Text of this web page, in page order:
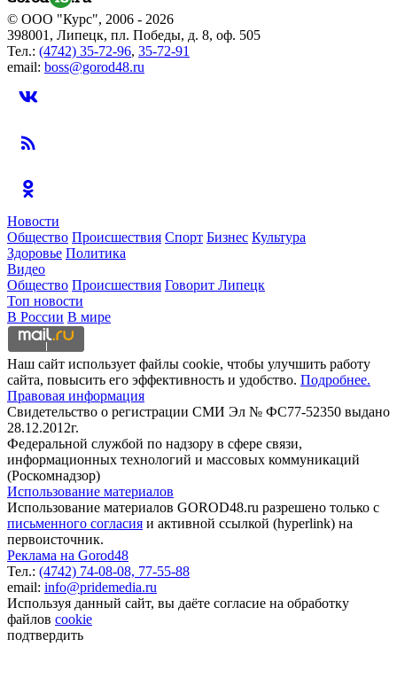
© ООО "Курс", 2006 - 2026
398001, Липецк, пл. Победы, д. 8, оф. 505
Тел.: (4742) 35-72-96, 35-72-91
email: boss@gorod48.ru
Новости
Общество Происшествия Спорт Бизнес Культура
Здоровье Политика
Видео
Общество Происшествия Говорит Липецк
Топ новости
В России В мире
Наш сайт использует файлы cookie, чтобы улучшить работу
сайта, повысить его эффективность и удобство. Подробнее.
Правовая информация
Свидетельство о регистрации СМИ Эл № ФС77-52350 выдано
28.12.2012г.
Федеральной службой по надзору в сфере связи,
информационных технологий и массовых коммуникаций
(Роскомнадзор)
Использование материалов
Использование материалов GOROD48.ru разрешено только с
письменного согласия и активной ссылкой (hyperlink) на
первоисточник.
Реклама на Gorod48
Тел.: (4742) 74-08-08, 77-55-88
email: info@pridemedia.ru
Используя данный сайт, вы даёте согласие на обработку
файлов cookie
подтвердить